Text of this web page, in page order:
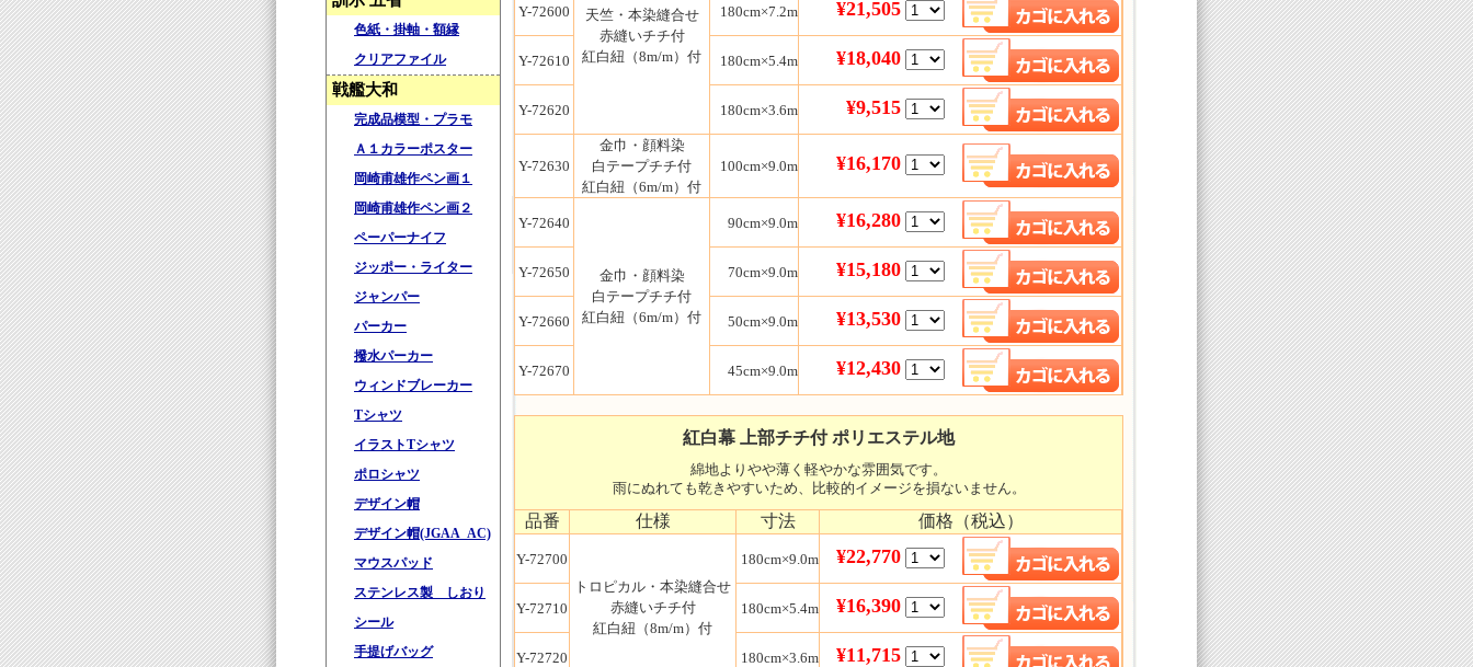
色紙・掛軸・額縁
クリアファイル
戦艦大和
完成品模型・プラモ
Ａ１カラーポスター
岡崎甫雄作ペン画１
岡崎甫雄作ペン画２
ペーパーナイフ
ジッポー・ライター
ジャンパー
パーカー
撥水パーカー
ウィンドブレーカー
Tシャツ
イラストTシャツ
ポロシャツ
デザイン帽
デザイン帽(JGAA_AC)
マウスパッド
ステンレス製 しおり
シール
手提げバッグ
天竺・本染縫合せ
赤縫いチチ付
紅白紐（8m/m）付
Y-72600 180cm×7.2m ¥21,505
Y-72610 180cm×5.4m ¥18,040
Y-72620 180cm×3.6m ¥9,515
Y-72630
金巾・顔料染
白テープチチ付
紅白紐（6m/m）付
100cm×9.0m ¥16,170
Y-72640
金巾・顔料染
白テープチチ付
紅白紐（6m/m）付
90cm×9.0m ¥16,280
Y-72650 70cm×9.0m ¥15,180
Y-72660 50cm×9.0m ¥13,530
Y-72670 45cm×9.0m ¥12,430
紅白幕 上部チチ付 ポリエステル地
綿地よりやや薄く軽やかな雰囲気です。
雨にぬれても乾きやすいため、比較的イメージを損ないません。
品番 仕様 寸法 価格（税込）
Y-72700
トロピカル ・本染縫合せ
赤縫いチチ付
紅白紐（8m/m）付
180cm×9.0m ¥22,770
Y-72710 180cm×5.4m ¥16,390
Y-72720 180cm×3.6m ¥11,715